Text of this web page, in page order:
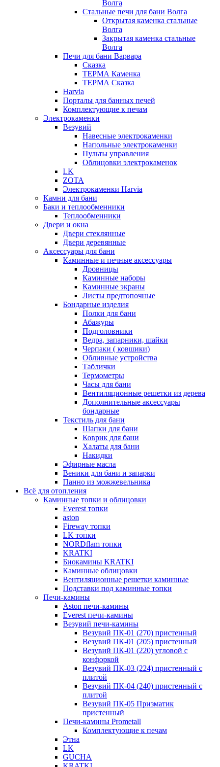
Волга
Стальные печи для бани Волга
Открытая каменка стальные
Волга
Закрытая каменка стальные
Волга
Печи для бани Варвара
Сказка
ТЕРМА Каменка
ТЕРМА Сказка
Harvia
Порталы для банных печей
Комплектующие к печам
Электрокаменки
Везувий
Навесные электрокаменки
Напольные электрокаменки
Пульты управления
Облицовки электрокаменок
LK
ZOTA
Электрокаменки Harvia
Камни для бани
Баки и теплообменники
Теплообменники
Двери и окна
Двери стеклянные
Двери деревянные
Аксессуары для бани
Каминные и печные аксессуары
Дровницы
Каминные наборы
Каминные экраны
Листы предтопочные
Бондарные изделия
Полки для бани
Абажуры
Подголовники
Ведра, запарники, шайки
Черпаки ( ковшики)
Обливные устройства
Таблички
Термометры
Часы для бани
Вентиляционные решетки из дерева
Дополнительные аксессуары
бондарные
Текстиль для бани
Шапки для бани
Коврик для бани
Халаты для бани
Накидки
Эфирные масла
Веники для бани и запарки
Панно из можжевельника
Всё для отопления
Каминные топки и облицовки
Everest топки
aston
Fireway топки
LK топки
NORDflam топки
KRATKI
Биокамины KRATKI
Каминные облицовки
Вентиляционные решетки каминные
Подставки под каминные топки
Печи-камины
Aston печи-камины
Everest печи-камины
Везувий печи-камины
Везувий ПК-01 (270) пристенный
Везувий ПК-01 (205) пристенный
Везувий ПК-01 (220) угловой с
конфоркой
Везувий ПК-03 (224) пристенный с
плитой
Везувий ПК-04 (240) пристенный с
плитой
Везувий ПК-05 Призматик
пристенный
Печи-камины Prometall
Комплектующие к печам
Этна
LK
GUCHA